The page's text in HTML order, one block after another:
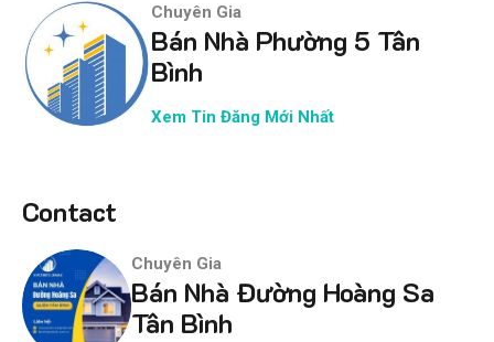
Chuyên Gia
Bán Nhà Phường 5 Tân
Bình
Xem Tin Đăng Mới Nhất
Contact
Chuyên Gia
Bán Nhà Đường Hoàng Sa
Tân Bình